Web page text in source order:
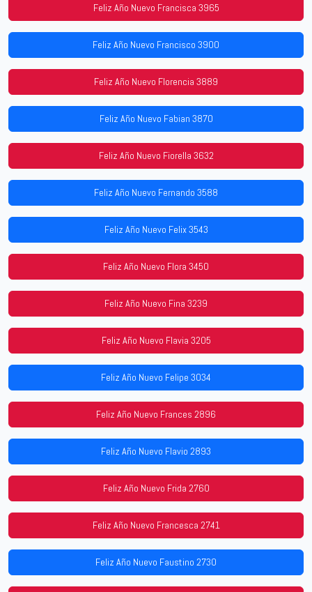
Feliz Año Nuevo Francisca 3965
Feliz Año Nuevo Francisco 3900
Feliz Año Nuevo Florencia 3889
Feliz Año Nuevo Fabian 3870
Feliz Año Nuevo Fiorella 3632
Feliz Año Nuevo Fernando 3588
Feliz Año Nuevo Felix 3543
Feliz Año Nuevo Flora 3450
Feliz Año Nuevo Fina 3239
Feliz Año Nuevo Flavia 3205
Feliz Año Nuevo Felipe 3034
Feliz Año Nuevo Frances 2896
Feliz Año Nuevo Flavio 2893
Feliz Año Nuevo Frida 2760
Feliz Año Nuevo Francesca 2741
Feliz Año Nuevo Faustino 2730